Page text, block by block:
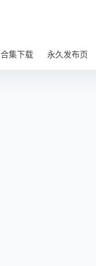
合集下载 永久发布页